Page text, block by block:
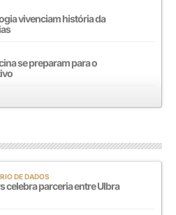
vivenciam história da
se preparam para o
DE DADOS
celebra parceria entre Ulbra